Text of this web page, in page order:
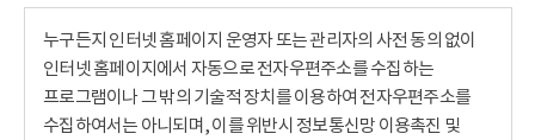
누구든지 인터넷 홈페이지 운영자 또는 관리자의 사전 동의 없이
인터넷 홈페이지에서 자동으로 전자우편주소를 수집하는
프로그램이나 그 밖의 기술적 장치를 이용하여 전자우편주소를
수집하여서는 아니되며, 이를 위반시 정보통신망 이용촉진 및